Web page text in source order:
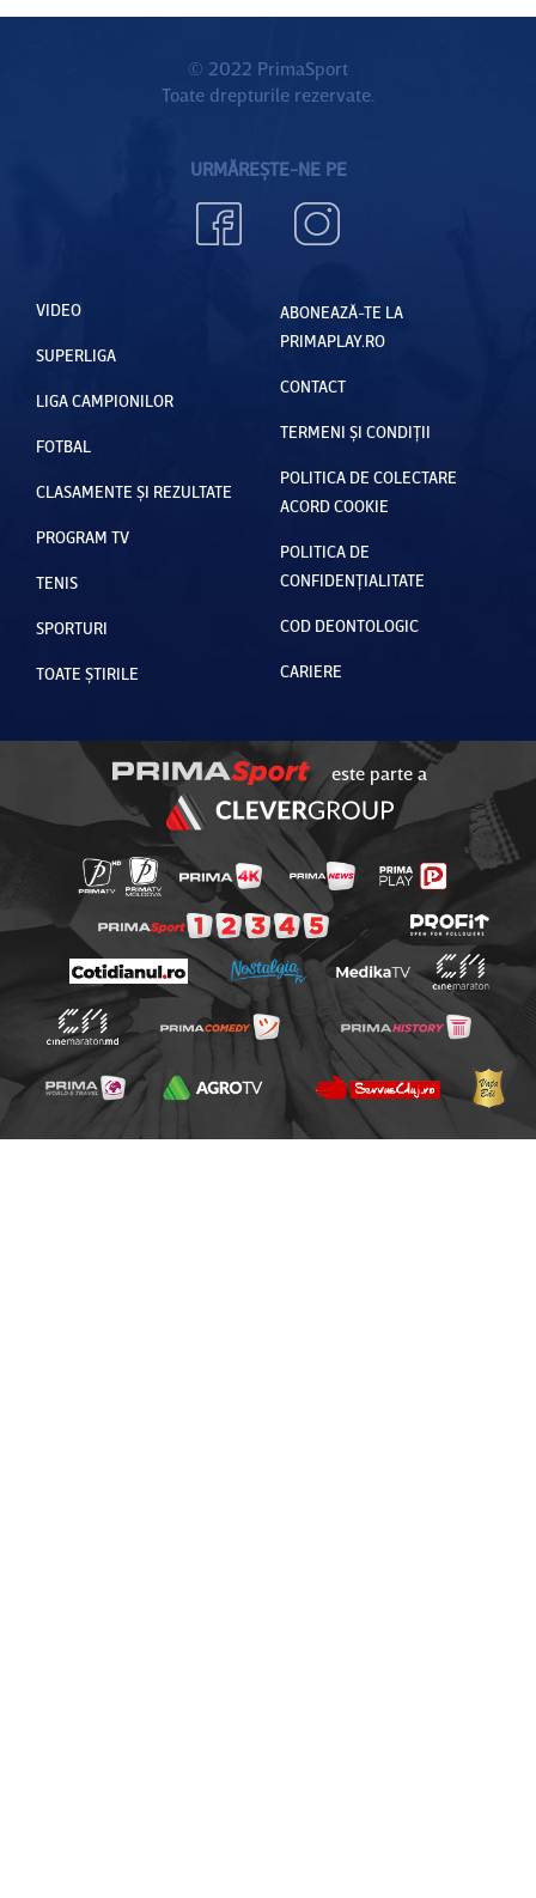
© 2022 PrimaSport
Toate drepturile rezervate.
URMĂREȘTE-NE PE
VIDEO
SUPERLIGA
LIGA CAMPIONILOR
FOTBAL
CLASAMENTE ȘI REZULTATE
PROGRAM TV
TENIS
SPORTURI
TOATE ȘTIRILE
ABONEAZĂ-TE LA
PRIMAPLAY.RO
CONTACT
TERMENI ȘI CONDIȚII
POLITICA DE COLECTARE
ACORD COOKIE
POLITICA DE
CONFIDENȚIALITATE
COD DEONTOLOGIC
CARIERE
este parte a